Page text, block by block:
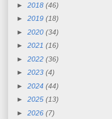
► 2018 (46)
► 2019 (18)
► 2020 (34)
► 2021 (16)
► 2022 (36)
► 2023 (4)
► 2024 (44)
► 2025 (13)
► 2026 (7)